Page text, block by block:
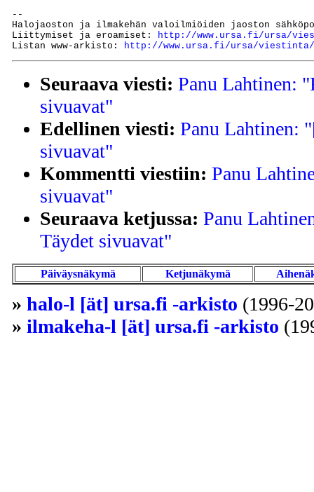
--
Halojaoston ja ilmakehän valoilmiöiden jaoston
Liittymiset ja eroamiset:
http://www.ursa.fi/ursa/
Listan www-arkisto:
http://www.ursa.fi/ursa/viestinta/
Seuraava viesti: Panu Lahtinen:
sivuavat"
Edellinen viesti: Panu Lahtinen:
sivuavat"
Kommentti viestiin: Panu
sivuavat"
Seuraava ketjussa: Panu
Täydet sivuavat"
Päiväysnäkymä Ketjunäkymä
» halo-l [ät] ursa.fi -arkisto (1996-
» ilmakeha-l [ät] ursa.fi -arkisto